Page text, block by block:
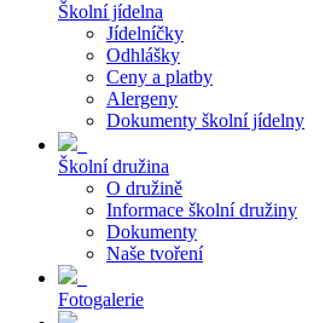
Školní jídelna
Jídelníčky
Odhlášky
Ceny a platby
Alergeny
Dokumenty školní jídelny
Školní družina
O družině
Informace školní družiny
Dokumenty
Naše tvoření
Fotogalerie